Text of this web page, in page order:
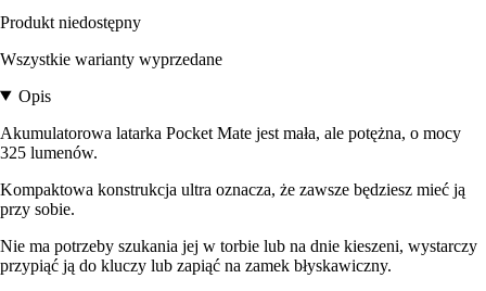
Produkt niedostępny
Wszystkie warianty wyprzedane
Opis
Akumulatorowa latarka Pocket Mate jest mała, ale potężna, o mocy
325 lumenów.
Kompaktowa konstrukcja ultra oznacza, że zawsze będziesz mieć ją
przy sobie.
Nie ma potrzeby szukania jej w torbie lub na dnie kieszeni, wystarczy
przypiąć ją do kluczy lub zapiąć na zamek błyskawiczny.